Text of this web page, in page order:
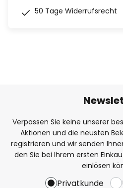
50 Tage Widerrufsrecht
Verpassen Sie keine unserer
Aktionen und die neusten
registrieren und wir senden
den Sie bei Ihrem ersten
einlösen
Privatkunde